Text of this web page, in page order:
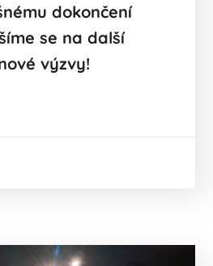
dokončení
se na další
výzvy!